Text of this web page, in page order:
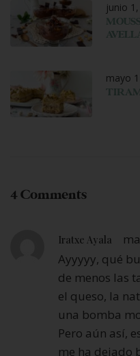
junio
mayo
4 Comments
Iratxe Ayala
Ayyyyy, qué
de menos las
el queso, la
una bomba
Pero aún así,
me ha dejado